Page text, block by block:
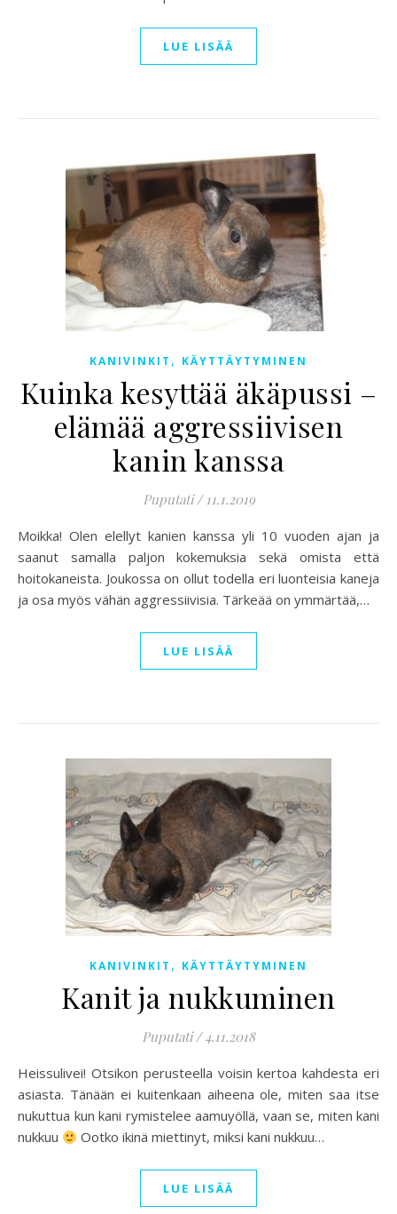
LUE LISÄÄ
KANIVINKIT , KÄYTTÄYTYMINEN
Kuinka kesyttää äkäpussi –
elämää aggressiivisen
kanin kanssa
Puputati / 11.1.2019
Moikka! Olen elellyt kanien kanssa yli 10 vuoden ajan ja
saanut samalla paljon kokemuksia sekä omista että
hoitokaneista. Joukossa on ollut todella eri luonteisia kaneja
ja osa myös vähän aggressiivisia. Tärkeää on ymmärtää,…
LUE LISÄÄ
KANIVINKIT , KÄYTTÄYTYMINEN
Kanit ja nukkuminen
Puputati / 4.11.2018
Heissulivei! Otsikon perusteella voisin kertoa kahdesta eri
asiasta. Tänään ei kuitenkaan aiheena ole, miten saa itse
nukuttua kun kani rymistelee aamuyöllä, vaan se, miten kani
nukkuu
Ootko ikinä miettinyt, miksi kani nukkuu…
LUE LISÄÄ